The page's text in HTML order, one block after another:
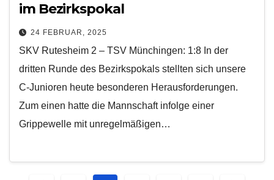
im Bezirkspokal
24 FEBRUAR, 2025
SKV Rutesheim 2 – TSV Münchingen: 1:8 In der
dritten Runde des Bezirkspokals stellten sich unsere
C-Junioren heute besonderen Herausforderungen.
Zum einen hatte die Mannschaft infolge einer
Grippewelle mit unregelmäßigen…